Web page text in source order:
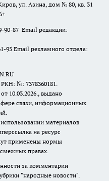
ул. Азина, дом № 80, кв. 31
90-87 Email редакции:
95 Email рекламного отдела:
№: 7378360181.
10.03.2026., выдано
связи, информационных
материалов
на ресурс
применены нормы
правах.
за комментарии
"народные новости".